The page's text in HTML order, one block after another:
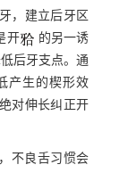
，建立后牙区
开
的另一诱
后牙支点。通
产生的楔形效
对伸长纠正开
，不良舌习惯会